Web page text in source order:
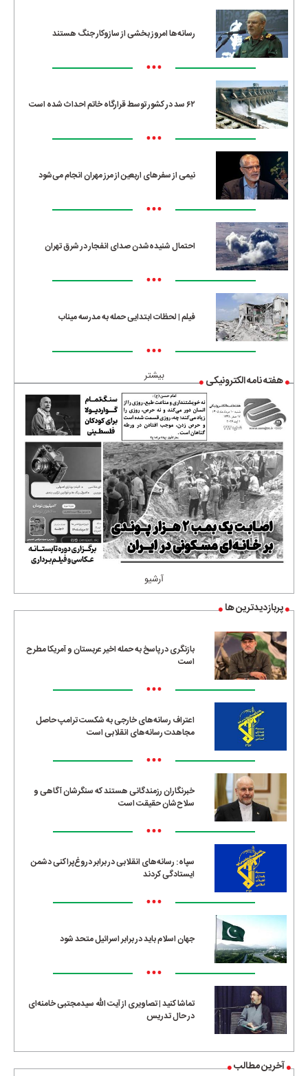
رسانه‌ها امروز بخشی از سازوکار جنگ هستند
•••
۶۲ سد در کشور توسط قرارگاه خاتم احداث شده است
•••
نیمی از سفرهای اربعین از مرز مهران انجام می‌شود
•••
احتمال شنیده‌شدن صدای انفجار در شرق تهران
•••
فیلم | لحظات ابتدایی حمله به مدرسه میناب
•••
بیشتر هفته نامه الکترونیکی
آرشیو
پربازدیدترین ها
بازنگری در پاسخ به حمله اخیر عربستان و آمریکا مطرح
است
•••
اعتراف رسانه‌های خارجی به شکست ترامپ حاصل
مجاهدت رسانه‌های انقلابی است
•••
خبرنگاران رزمندگانی هستند که سنگرشان آگاهی و
سلاح‌شان حقیقت است
•••
سپاه: رسانه‌های انقلابی در برابر دروغ‌پراکنی دشمن
ایستادگی کردند
•••
جهان اسلام باید در برابر اسرائیل متحد شود
•••
تماشا کنید | تصاویری از آیت الله سیدمجتبی خامنه‌ای
در حال تدریس
آخرین مطالب